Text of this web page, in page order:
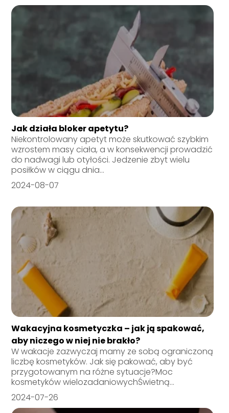
Jak działa bloker apetytu?
Niekontrolowany apetyt może skutkować szybkim
wzrostem masy ciała, a w konsekwencji prowadzić
do nadwagi lub otyłości. Jedzenie zbyt wielu
posiłków w ciągu dnia...
2024-08-07
Wakacyjna kosmetyczka – jak ją spakować,
aby niczego w niej nie brakło?
W wakacje zazwyczaj mamy ze sobą ograniczoną
liczbę kosmetyków. Jak się pakować, aby być
przygotowanym na różne sytuacje?Moc
kosmetyków wielozadaniowychŚwietną...
2024-07-26